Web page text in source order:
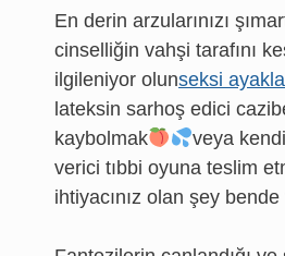
En derin arzularınızı
cinselliğin vahşi tarafını
ilgileniyor olunseksi
lateksin sarhoş edici
kaybolmak
veya
verici tıbbi oyuna teslim
ihtiyacınız olan şey bende